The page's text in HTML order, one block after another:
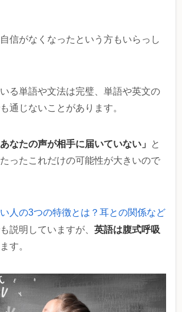
信がなくなったという方もいらっし
る単語や文法は完璧、単語や英文の
通じないことがあります。
あなたの声が相手に届いていない」
と
ったこれだけの可能性が大きいので
人の3つの特徴とは？耳との関係など
説明していますが、 英語は腹式呼吸
す。